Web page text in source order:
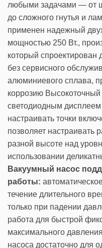
любыми задачами — от
до сложного гнутья и
применен надежный
мощностью 250 Вт.,
который спроектирован
без сервисного
алюминиевого сплава,
коррозию
светодиодным
настраивать точки
позволяет настраивать
разной высоте над
использовании
Вакуумный насос
работы:
течение длительного
только при падении
работа для быстрой
максимального
насоса достаточно для